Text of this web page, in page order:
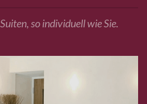
so individuell wie Sie.